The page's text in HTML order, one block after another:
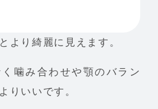
より綺麗に見えます。
噛み合わせや顎のバラン
りいいです。